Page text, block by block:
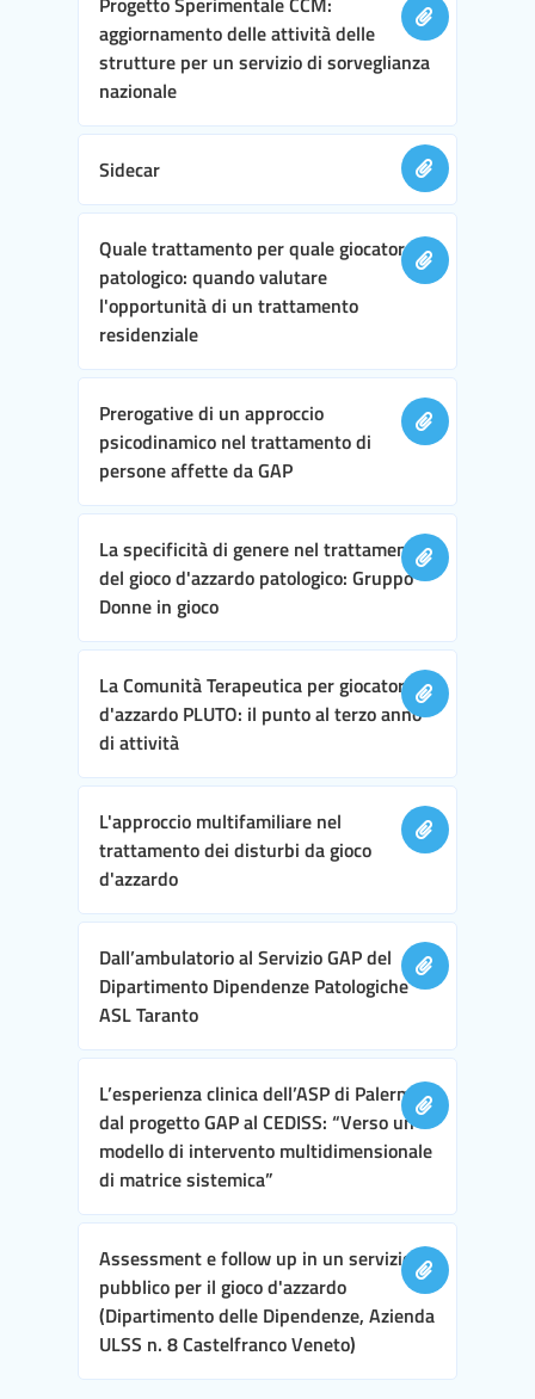
aggiornamento delle attività delle
strutture per un servizio di sorveglianza
nazionale
Sidecar
Quale trattamento per quale giocatore
patologico: quando valutare
l'opportunità di un trattamento
residenziale
Prerogative di un approccio
psicodinamico nel trattamento di
persone affette da GAP
La specificità di genere nel trattamento
del gioco d'azzardo patologico: Gruppo
Donne in gioco
La Comunità Terapeutica per giocatori
d'azzardo PLUTO: il punto al terzo anno
di attività
L'approccio multifamiliare nel
trattamento dei disturbi da gioco
d'azzardo
Dall’ambulatorio al Servizio GAP del
Dipartimento Dipendenze Patologiche
ASL Taranto
L’esperienza clinica dell’ASP di Palermo,
dal progetto GAP al CEDISS: “Verso un
modello di intervento multidimensionale
di matrice sistemica”
Assessment e follow up in un servizio
pubblico per il gioco d'azzardo
(Dipartimento delle Dipendenze, Azienda
ULSS n. 8 Castelfranco Veneto)